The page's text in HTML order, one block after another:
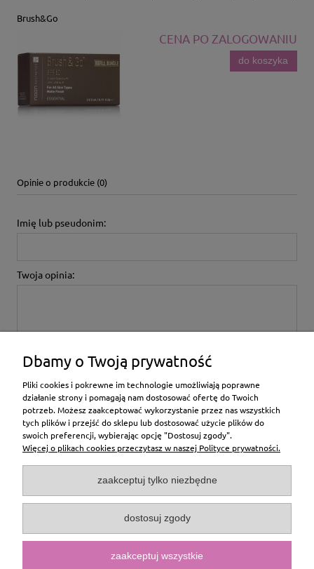
Brush&Go
CENA PO ZALOGOWANIU
do koszyka
Opinie o produkcie (0)
Imię lub pseudonim:
Twoja opinia:
Moje konto
Usługi
Informacje
Dbamy o Twoją prywatność
Pliki cookies i pokrewne im technologie umożliwiają poprawne
działanie strony i pomagają nam dostosować ofertę do Twoich
potrzeb. Możesz zaakceptować wykorzystanie przez nas wszystkich
tych plików i przejść do sklepu lub dostosować użycie plików do
swoich preferencji, wybierając opcję "Dostosuj zgody".
Więcej o plikach cookies przeczytasz w naszej Polityce prywatności.
zaakceptuj tylko niezbędne
dostosuj zgody
zaakceptuj wszystkie